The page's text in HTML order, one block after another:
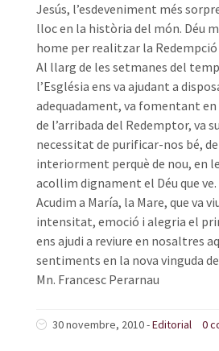
Jesús, l’esdeveniment més
lloc en la història del món. Déu
home per realitzar la
Al llarg de les setmanes del
l’Església ens va ajudant a
adequadament, va fomentant
de l’arribada del Redemptor, va
necessitat de purificar-nos bé,
interiorment perquè de nou, en
acollim dignament el Déu que ve.
Acudim a María, la Mare, que va
intensitat, emoció i alegria el
ens ajudi a reviure en nosaltres
sentiments en la nova vinguda
Mn. Francesc Perarnau
30 novembre, 2010 -Editorial 0